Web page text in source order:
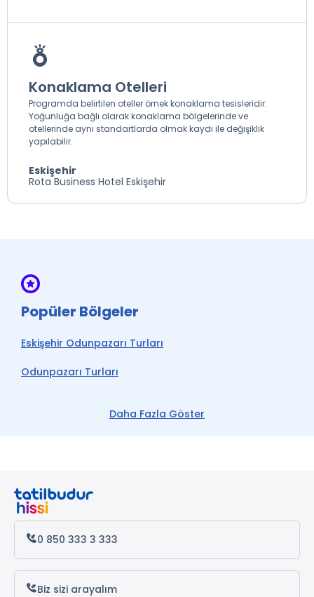
Konaklama Otelleri
Programda belirtilen oteller örnek konaklama tesisleridir.
Yoğunluğa bağlı olarak konaklama bölgelerinde ve
otellerinde aynı standartlarda olmak kaydı ile değişiklik
yapılabilir.
Eskişehir
Rota Business Hotel Eskişehir
Daha Fazla Göster
Popüler Bölgeler
Eskişehir Odunpazarı Turları
Odunpazarı Turları
0 850 333 3 333
Biz sizi arayalım